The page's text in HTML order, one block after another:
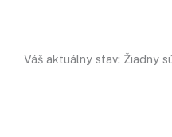
Váš aktuálny stav: Žiadny